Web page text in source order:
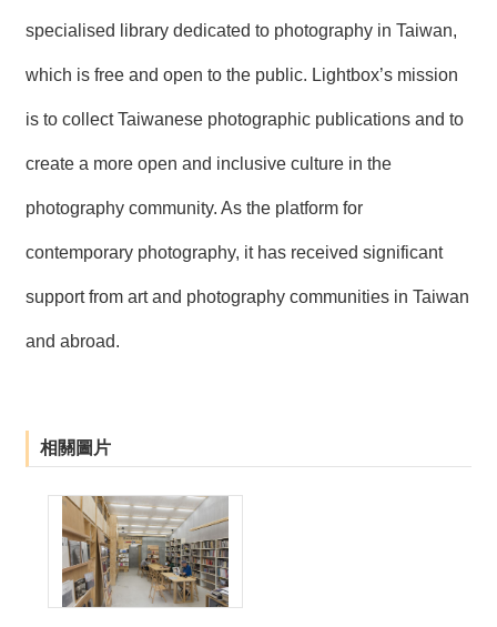
specialised library dedicated to photography in Taiwan,
which is free and open to the public. Lightbox’s mission
is to collect Taiwanese photographic publications and to
create a more open and inclusive culture in the
photography community. As the platform for
contemporary photography, it has received significant
support from art and photography communities in Taiwan
and abroad.
相關圖片